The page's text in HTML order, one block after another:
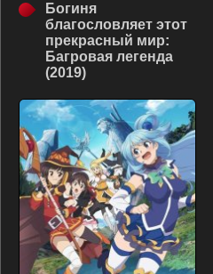
Богиня
благословляет этот
прекрасный мир:
Багровая легенда
(2019)